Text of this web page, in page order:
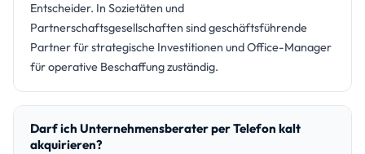
Entscheider. In Sozietäten und
Partnerschaftsgesellschaften sind geschäftsführende
Partner für strategische Investitionen und Office-Manager
für operative Beschaffung zuständig.
Darf ich Unternehmensberater per Telefon kalt
akquirieren?